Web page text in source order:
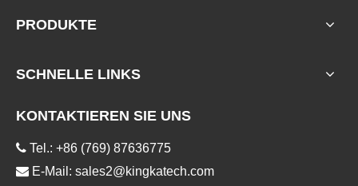
PRODUKTE
SCHNELLE LINKS
KONTAKTIEREN SIE UNS
 Tel.: +86 (769) 87636775
 E-Mail: sales2@kingkatech.com